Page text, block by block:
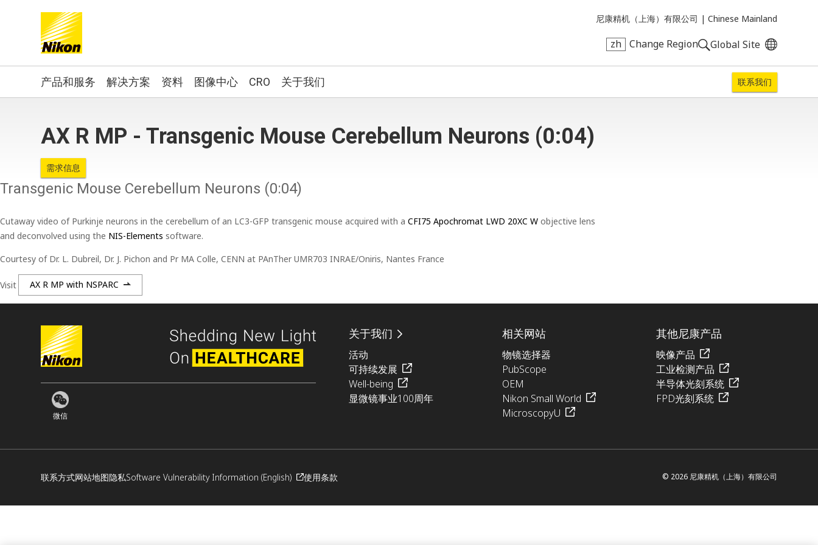
尼康精机（上海）有限公司 | Chinese Mainland
zh Change Region Global Site
Search keyword(s)
产品和服务 解决方案 资料 图像中心 CRO 关于我们 联系我们
AX R MP - Transgenic Mouse Cerebellum Neurons (0:04)
需求信息
Transgenic Mouse Cerebellum Neurons (0:04)
Cutaway video of Purkinje neurons in the cerebellum of an LC3-GFP transgenic mouse acquired with a CFI75 Apochromat LWD 20XC W objective lens
and deconvolved using the NIS-Elements software.
Courtesy of Dr. L. Dubreil, Dr. J. Pichon and Pr MA Colle, CENN at PAnTher UMR703 INRAE/Oniris, Nantes France
Visit AX R MP with NSPARC
微信
关于我们
活动
可持续发展
Well-being
显微镜事业100周年
相关网站
物镜选择器
PubScope
OEM
Nikon Small World
MicroscopyU
其他尼康产品
映像产品
工业检测产品
半导体光刻系统
FPD光刻系统
联系方式网站地图隐私Software Vulnerability Information (English) 使用条款 © 2026 尼康精机（上海）有限公司